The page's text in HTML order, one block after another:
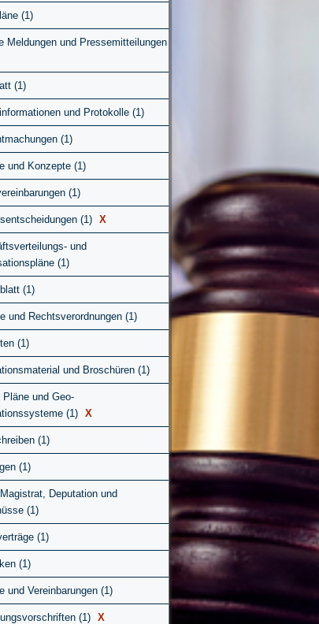
(1)
Meldungen und Pressemitteilungen
(1)
und Protokolle (1)
(1)
und Konzepte (1)
(1)
(1) X
und
(1)
(1)
und Rechtsverordnungen (1)
(1)
und Broschüren (1)
Pläne und Geo-
(1)
X
(1)
(1)
Deputation und
(1)
(1)
(1)
und Vereinbarungen (1)
(1) X